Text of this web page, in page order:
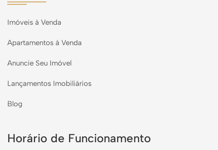
Imóveis à Venda
Apartamentos à Venda
Anuncie Seu Imóvel
Lançamentos Imobiliários
Blog
Horário de Funcionamento